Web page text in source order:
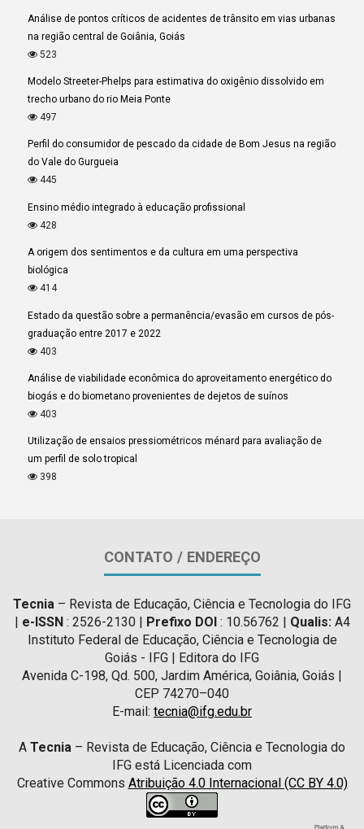
Análise de pontos críticos de acidentes de trânsito em vias urbanas
na região central de Goiânia, Goiás
523
Modelo Streeter-Phelps para estimativa do oxigênio dissolvido em
trecho urbano do rio Meia Ponte
497
Perfil do consumidor de pescado da cidade de Bom Jesus na região
do Vale do Gurgueia
445
Ensino médio integrado à educação profissional
428
A origem dos sentimentos e da cultura em uma perspectiva
biológica
414
Estado da questão sobre a permanência/evasão em cursos de pós-
graduação entre 2017 e 2022
403
Análise de viabilidade econômica do aproveitamento energético do
biogás e do biometano provenientes de dejetos de suínos
403
Utilização de ensaios pressiométricos ménard para avaliação de
um perfil de solo tropical
398
CONTATO / ENDEREÇO
Tecnia – Revista de Educação, Ciência e Tecnologia do IFG
| e-ISSN: 2526-2130 | Prefixo DOI: 10.56762 | Qualis:A4
Instituto Federal de Educação, Ciência e Tecnologia de
Goiás - IFG | Editora do IFG
Avenida C-198, Qd. 500, Jardim América, Goiânia, Goiás |
CEP 74270–040
E-mail: tecnia@ifg.edu.br
A Tecnia – Revista de Educação, Ciência e Tecnologia do
IFG está Licenciada com
Creative Commons Atribuição 4.0 Internacional (CC BY 4.0)